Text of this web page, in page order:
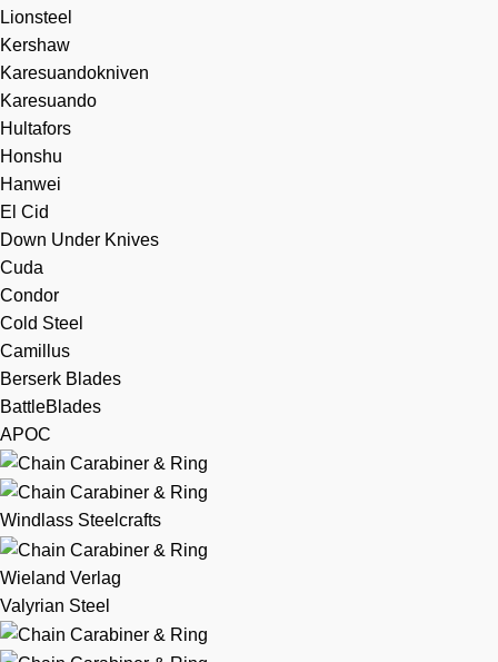
Lionsteel
Kershaw
Karesuandokniven
Karesuando
Hultafors
Honshu
Hanwei
El Cid
Down Under Knives
Cuda
Condor
Cold Steel
Camillus
Berserk Blades
BattleBlades
APOC
Windlass Steelcrafts
Wieland Verlag
Valyrian Steel